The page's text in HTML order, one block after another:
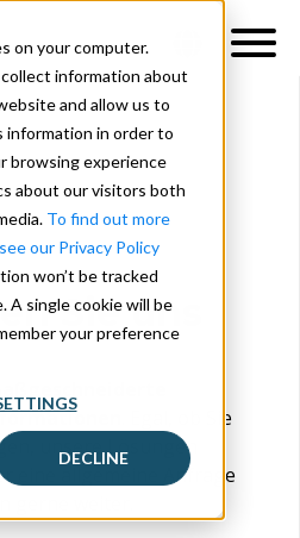
on your computer.
information about
and allow us to
information in order to
browsing experience
about our visitors both
To find out more
our Privacy Policy
won’t be tracked
A single cookie will be
your preference
DECLINE
Sie uns
. Egal, ob Sie
unsere Lösungen
eine allgemeine Anfrage